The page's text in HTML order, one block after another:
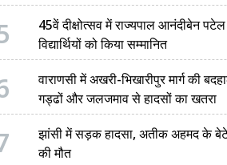
45वें दीक्षोत्सव में राज्यपाल आनंदीबेन
विद्यार्थियों को किया सम्मानित
वाराणसी में अखरी-भिखारीपुर मार्ग की
गड्ढों और जलजमाव से हादसों का खतरा
झांसी में सड़क हादसा, अतीक अहमद के
की मौत